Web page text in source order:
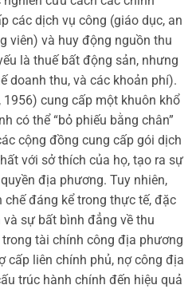
các dịch vụ công (giáo dục, an
viên) và huy động nguồn thu
là thuế bất động sản, nhưng
doanh thu, và các khoản phí).
1956) cung cấp một khuôn khổ
có thể “bỏ phiếu bằng chân”
cộng đồng cung cấp gói dịch
với sở thích của họ, tạo ra sự
địa phương. Tuy nhiên,
đáng kể trong thực tế, đặc
sự bất bình đẳng về thu
tài chính công địa phương
cấp liên chính phủ, nợ công địa
trúc hành chính đến hiệu quả